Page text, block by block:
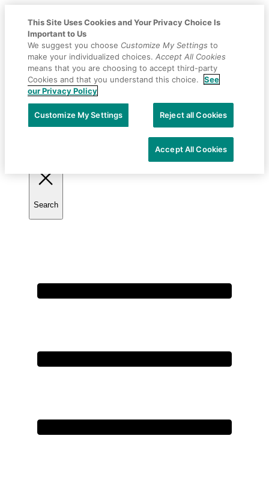
Placeholder
Anchor
Content Selecciona tu país
Search
Toggle
This Site Uses Cookies and Your Privacy Choice Is
Important to Us
We suggest you choose Customize My Settings to
make your individualized choices. Accept All Cookies
means that you are choosing to accept third-party
Cookies and that you understand this choice.
See
our Privacy Policy
Customize My Settings Reject all Cookies
Accept All Cookies